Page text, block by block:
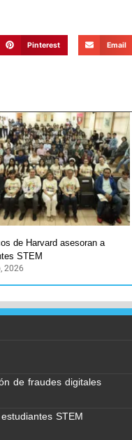
Pinterest Email
de Harvard asesoran a
STEM
2026
de fraudes digitales
STEM